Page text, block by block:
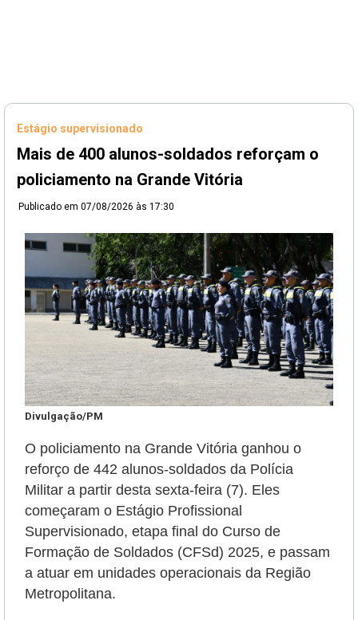
Estágio supervisionado
Mais de 400 alunos-soldados reforçam o
policiamento na Grande Vitória
Publicado em 07/08/2026 às 17:30
Divulgação/PM
O policiamento na Grande Vitória ganhou o
reforço de 442 alunos-soldados da Polícia
Militar a partir desta sexta-feira (7). Eles
começaram o Estágio Profissional
Supervisionado, etapa final do Curso de
Formação de Soldados (CFSd) 2025, e passam
a atuar em unidades operacionais da Região
Metropolitana.